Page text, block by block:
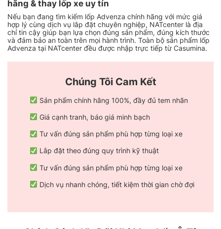
hãng & thay lốp xe uy tín
Nếu bạn đang tìm kiếm lốp Advenza chính hãng với mức giá
hợp lý cùng dịch vụ lắp đặt chuyên nghiệp, NATcenter là địa
chỉ tin cậy giúp bạn lựa chọn đúng sản phẩm, đúng kích thước
và đảm bảo an toàn trên mọi hành trình. Toàn bộ sản phẩm lốp
Advenza tại NATcenter đều được nhập trực tiếp từ Casumina.
Chúng Tôi Cam Kết
Sản phẩm chính hãng 100%, đầy đủ tem nhãn
Giá cạnh tranh, báo giá minh bạch
Tư vấn đúng sản phẩm phù hợp từng loại xe
Lắp đặt theo đúng quy trình kỹ thuật
Tư vấn đúng sản phẩm phù hợp từng loại xe
Dịch vụ nhanh chóng, tiết kiệm thời gian chờ đợi